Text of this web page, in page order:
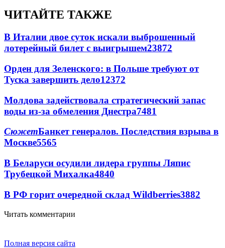
ЧИТАЙТЕ ТАКЖЕ
В Италии двое суток искали выброшенный
лотерейный билет с выигрышем23872
Орден для Зеленского: в Польше требуют от
Туска завершить дело12372
Молдова задействовала стратегический запас
воды из-за обмеления Днестра7481
СюжетБанкет генералов. Последствия взрыва в
Москве5565
В Беларуси осудили лидера группы Ляпис
Трубецкой Михалка4840
В РФ горит очередной склад Wildberries3882
Читать комментарии
Полная версия сайта